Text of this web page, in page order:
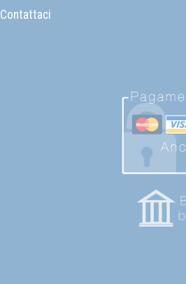
Contattaci